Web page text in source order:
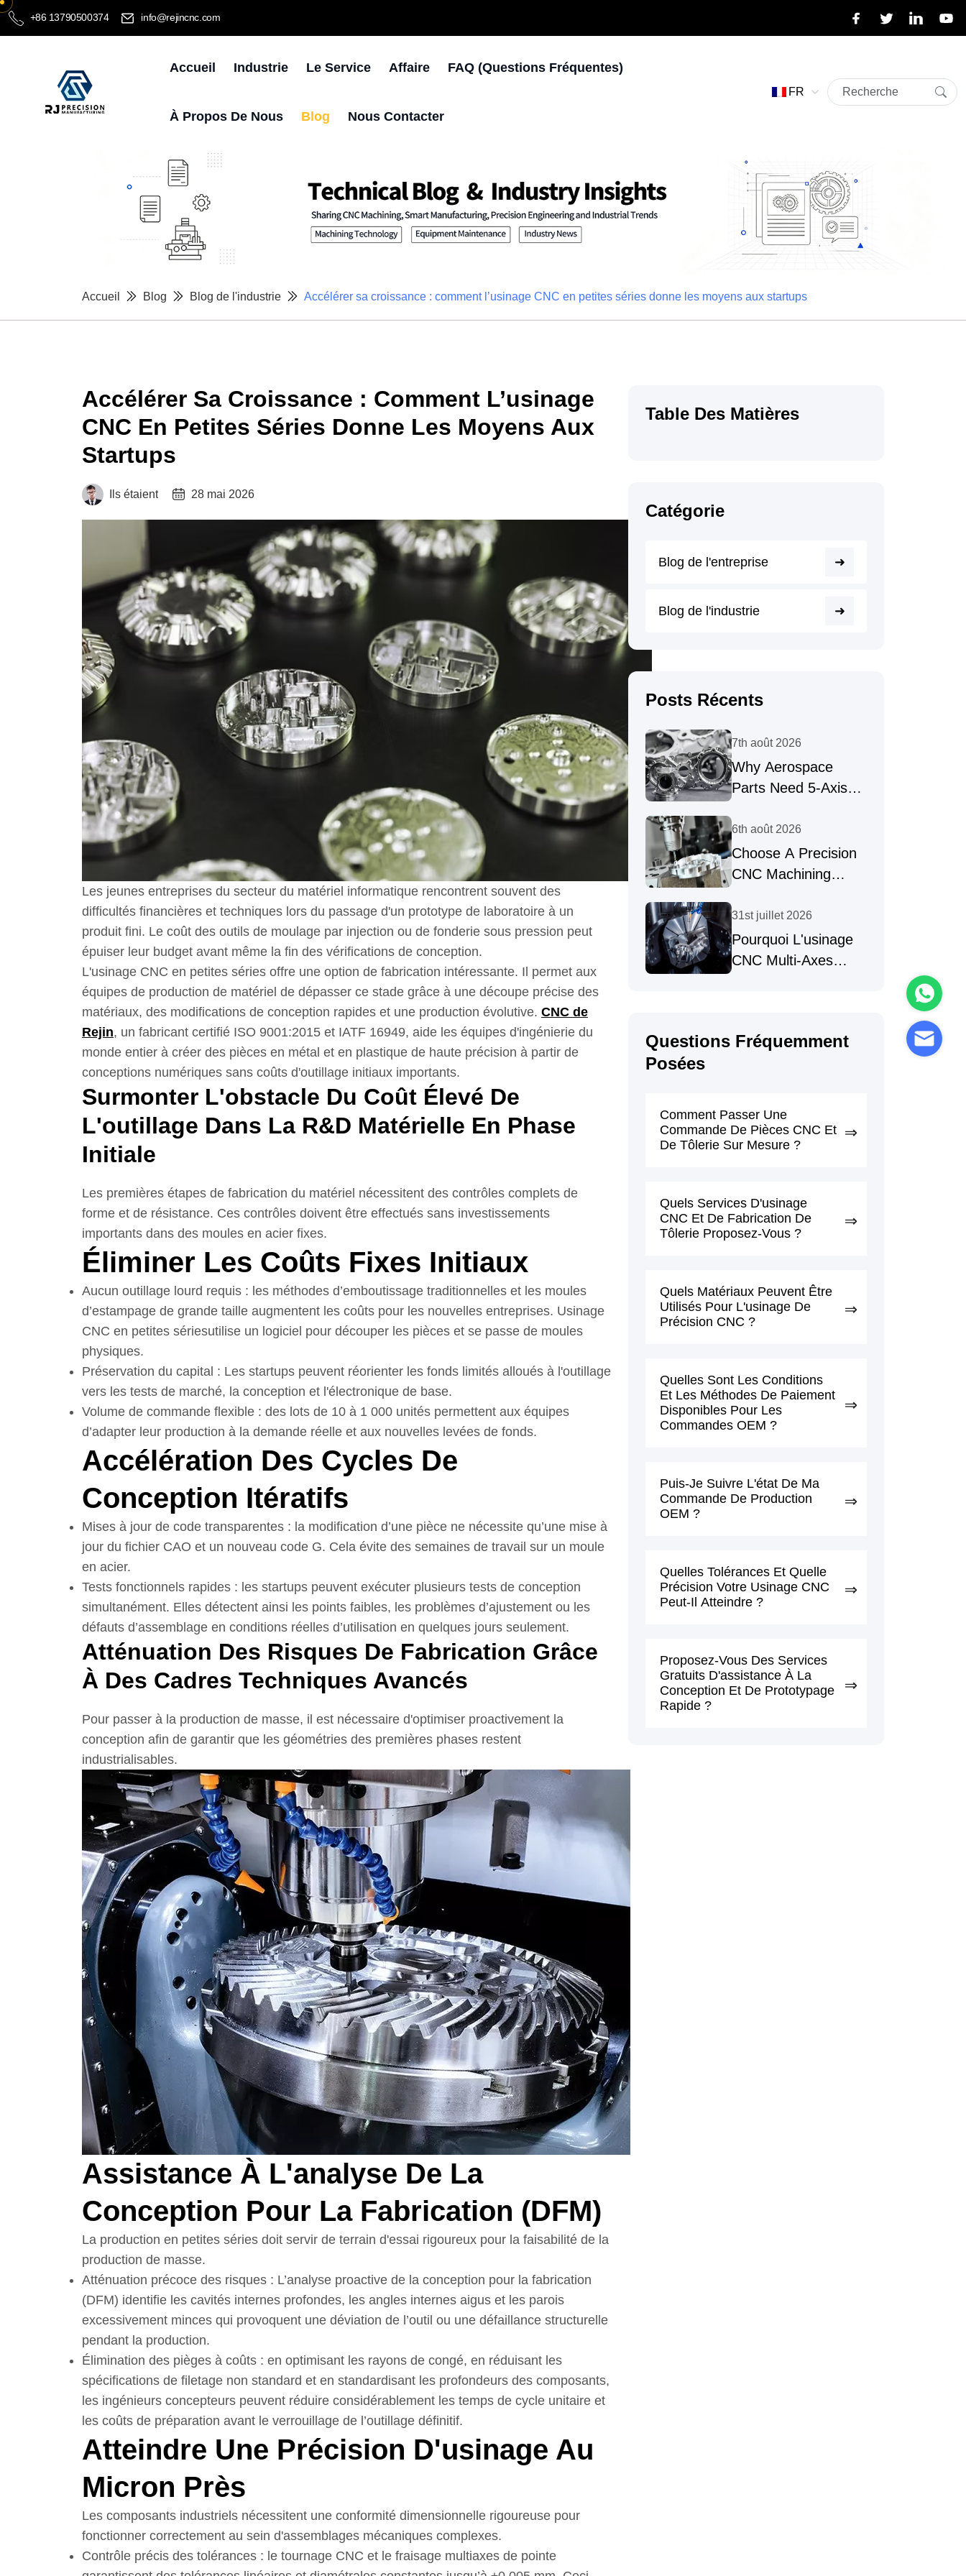
+86 13790500374 info@rejincnc.com
Accueil Industrie Le Service Affaire FAQ (questions Fréquentes)
À Propos De Nous Blog Nous Contacter
FR
Accueil Blog Blog de l'industrie Accélérer sa croissance : comment l’usinage CNC en petites séries donne les moyens aux startups
Accélérer Sa Croissance : Comment L’usinage
CNC En Petites Séries Donne Les Moyens Aux
Startups
Ils étaient 28 mai 2026
Les jeunes entreprises du secteur du matériel informatique rencontrent souvent des
difficultés financières et techniques lors du passage d'un prototype de laboratoire à un
produit fini. Le coût des outils de moulage par injection ou de fonderie sous pression peut
épuiser leur budget avant même la fin des vérifications de conception.
L'usinage CNC en petites séries offre une option de fabrication intéressante. Il permet aux
équipes de production de matériel de dépasser ce stade grâce à une découpe précise des
matériaux, des modifications de conception rapides et une production évolutive. CNC de
Rejin, un fabricant certifié ISO 9001:2015 et IATF 16949, aide les équipes d'ingénierie du
monde entier à créer des pièces en métal et en plastique de haute précision à partir de
conceptions numériques sans coûts d'outillage initiaux importants.
Surmonter L'obstacle Du Coût Élevé De
L'outillage Dans La R&D Matérielle En Phase
Initiale
Les premières étapes de fabrication du matériel nécessitent des contrôles complets de
forme et de résistance. Ces contrôles doivent être effectués sans investissements
importants dans des moules en acier fixes.
Éliminer Les Coûts Fixes Initiaux
Aucun outillage lourd requis : les méthodes d’emboutissage traditionnelles et les moules
d’estampage de grande taille augmentent les coûts pour les nouvelles entreprises. Usinage
CNC en petites sériesutilise un logiciel pour découper les pièces et se passe de moules
physiques.
Préservation du capital : Les startups peuvent réorienter les fonds limités alloués à l'outillage
vers les tests de marché, la conception et l'électronique de base.
Volume de commande flexible : des lots de 10 à 1 000 unités permettent aux équipes
d’adapter leur production à la demande réelle et aux nouvelles levées de fonds.
Accélération Des Cycles De
Conception Itératifs
Mises à jour de code transparentes : la modification d’une pièce ne nécessite qu’une mise à
jour du fichier CAO et un nouveau code G. Cela évite des semaines de travail sur un moule
en acier.
Tests fonctionnels rapides : les startups peuvent exécuter plusieurs tests de conception
simultanément. Elles détectent ainsi les points faibles, les problèmes d’ajustement ou les
défauts d’assemblage en conditions réelles d’utilisation en quelques jours seulement.
Atténuation Des Risques De Fabrication Grâce
À Des Cadres Techniques Avancés
Pour passer à la production de masse, il est nécessaire d'optimiser proactivement la
conception afin de garantir que les géométries des premières phases restent
industrialisables.
Assistance À L'analyse De La
Conception Pour La Fabrication (DFM)
La production en petites séries doit servir de terrain d'essai rigoureux pour la faisabilité de la
production de masse.
Atténuation précoce des risques : L’analyse proactive de la conception pour la fabrication
(DFM) identifie les cavités internes profondes, les angles internes aigus et les parois
excessivement minces qui provoquent une déviation de l’outil ou une défaillance structurelle
pendant la production.
Élimination des pièges à coûts : en optimisant les rayons de congé, en réduisant les
spécifications de filetage non standard et en standardisant les profondeurs des composants,
les ingénieurs concepteurs peuvent réduire considérablement les temps de cycle unitaire et
les coûts de préparation avant le verrouillage de l’outillage définitif.
Atteindre Une Précision D'usinage Au
Micron Près
Les composants industriels nécessitent une conformité dimensionnelle rigoureuse pour
fonctionner correctement au sein d'assemblages mécaniques complexes.
Contrôle précis des tolérances : le tournage CNC et le fraisage multiaxes de pointe
Table Des Matières
Catégorie
Blog de l'entreprise
Blog de l'industrie
Posts Récents
7th août 2026
Why Aerospace
Parts Need 5-Axis
Complex Geometries
6th août 2026
Choose A Precision
CNC Machining
Complex Parts
31st juillet 2026
Pourquoi L'usinage
CNC Multi-Axes
Questions Fréquemment
Posées
Comment Passer Une
Commande De Pièces CNC Et
De Tôlerie Sur Mesure ?
Quels Services D'usinage
CNC Et De Fabrication De
Tôlerie Proposez-Vous ?
Quels Matériaux Peuvent Être
Utilisés Pour L'usinage De
Précision CNC ?
Quelles Sont Les Conditions
Et Les Méthodes De Paiement
Disponibles Pour Les
Commandes OEM ?
Puis-Je Suivre L'état De Ma
Commande De Production
OEM ?
Quelles Tolérances Et Quelle
Précision Votre Usinage CNC
Peut-Il Atteindre ?
Proposez-Vous Des Services
Gratuits D'assistance À La
Conception Et De Prototypage
Rapide ?